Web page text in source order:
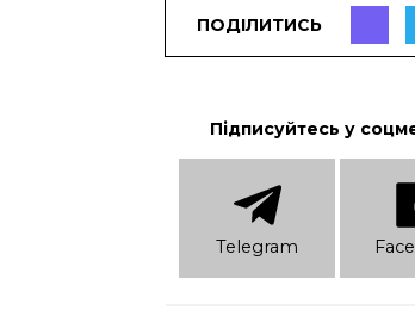
ПОДІЛИТИСЬ
Підписуйтесь у
Telеgram